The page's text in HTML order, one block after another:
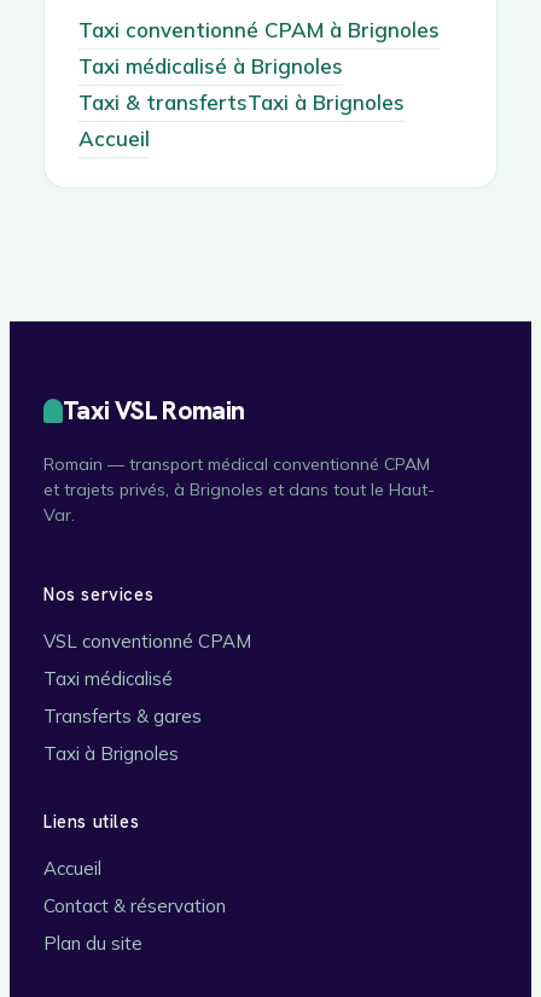
Taxi conventionné CPAM à Brignoles
Taxi médicalisé à Brignoles
Taxi & transfertsTaxi à Brignoles
Accueil
Taxi VSL Romain
Romain — transport médical conventionné CPAM
et trajets privés, à Brignoles et dans tout le Haut-
Var.
Nos services
VSL conventionné CPAM
Taxi médicalisé
Transferts & gares
Taxi à Brignoles
Liens utiles
Accueil
Contact & réservation
Plan du site